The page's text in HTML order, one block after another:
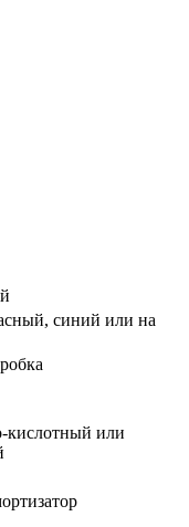
cиний или на
кислотный или